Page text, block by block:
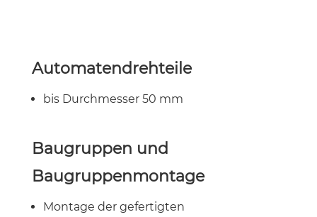
Automatendrehteile
bis Durchmesser 50 mm
Baugruppen und
Baugruppenmontage
Montage der gefertigten